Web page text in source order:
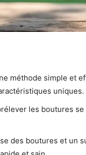
méthode simple et
uniques.
les boutures
des boutures et un